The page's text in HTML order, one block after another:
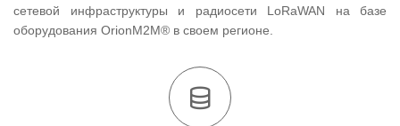
сетевой инфраструктуры и радиосети LoRaWAN на базе
оборудования OrionM2M® в своем регионе.